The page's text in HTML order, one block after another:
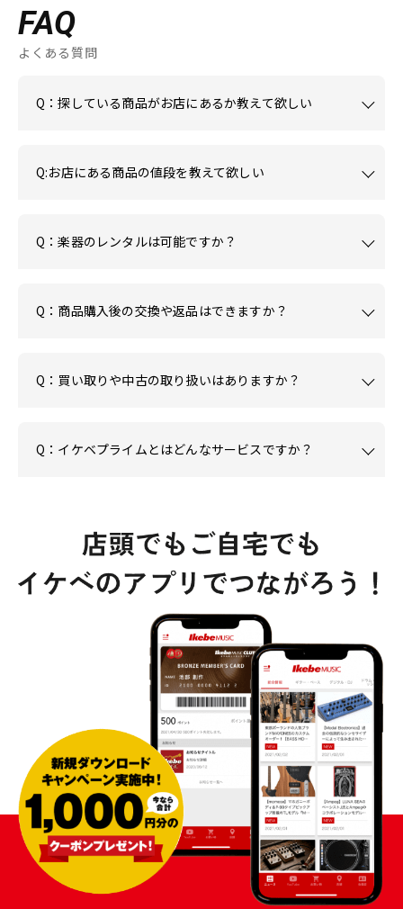
FAQ
よくある質問
Q：探している商品がお店にあるか教えて欲しい
Q:お店にある商品の値段を教えて欲しい
Q：楽器のレンタルは可能ですか？
Q：商品購入後の交換や返品はできますか？
Q：買い取りや中古の取り扱いはありますか？
Q：イケベプライムとはどんなサービスですか？